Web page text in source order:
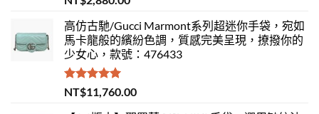
滿分 5
高仿古馳/Gucci Marmont系列超迷你手袋，宛如
馬卡龍般的繽紛色調，質感完美呈現，撩撥你的
少女心，款號：476433
評分5.00
滿分 5
NT$11,760.00